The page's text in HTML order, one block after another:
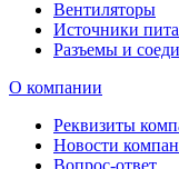
Вентиляторы
Источники
Разъемы и
О компании
Реквизиты
Новости
Вопрос-ответ